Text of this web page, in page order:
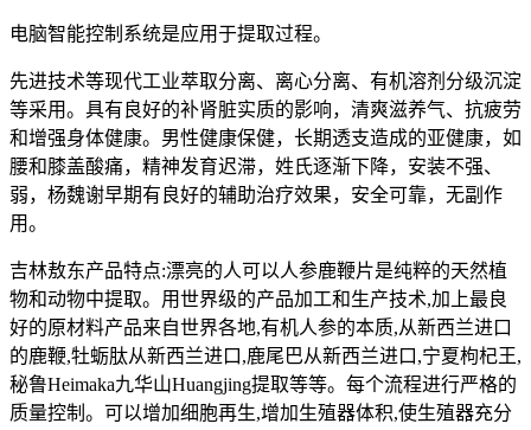
电脑智能控制系统是应用于提取过程。
先进技术等现代工业萃取分离、离心分离、有机溶剂分级沉淀
等采用。具有良好的补肾脏实质的影响，清爽滋养气、抗疲劳
和增强身体健康。男性健康保健，长期透支造成的亚健康，如
腰和膝盖酸痛，精神发育迟滞，姓氏逐渐下降，安装不强、
弱，杨魏谢早期有良好的辅助治疗效果，安全可靠，无副作
用。
吉林敖东产品特点:漂亮的人可以人参鹿鞭片是纯粹的天然植
物和动物中提取。用世界级的产品加工和生产技术,加上最良
好的原材料产品来自世界各地,有机人参的本质,从新西兰进口
的鹿鞭,牡蛎肽从新西兰进口,鹿尾巴从新西兰进口,宁夏枸杞王,
秘鲁Heimaka九华山Huangjing提取等等。每个流程进行严格的
质量控制。可以增加细胞再生,增加生殖器体积,使生殖器充分